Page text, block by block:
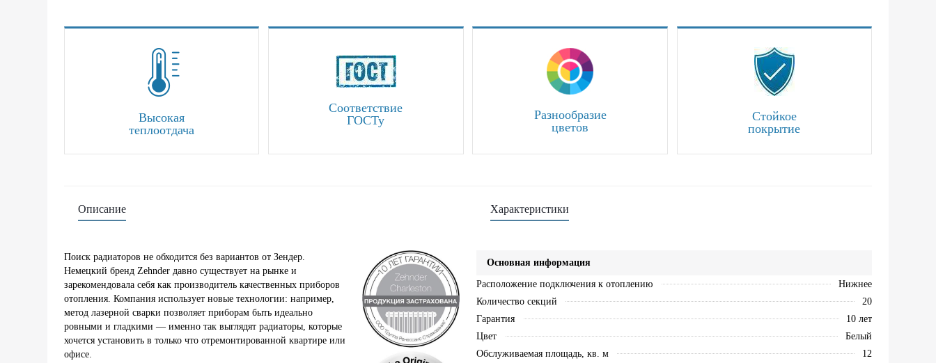
Высокая
теплоотдача
Соответствие
ГОСТу
Разнообразие
цветов
Стойкое
покрытие
Описание
Поиск радиаторов не обходится без вариантов от Зендер.
Немецкий бренд Zehnder давно существует на рынке и
зарекомендовала себя как производитель качественных приборов
отопления. Компания использует новые технологии: например,
метод лазерной сварки позволяет приборам быть идеально
ровными и гладкими — именно так выглядят радиаторы, которые
хочется установить в только что отремонтированной квартире или
офисе.
Характеристики
Основная информация
Расположение подключения к отоплению
Нижнее
Количество секций
20
Гарантия
10 лет
Цвет
Белый
Обслуживаемая площадь, кв. м
12